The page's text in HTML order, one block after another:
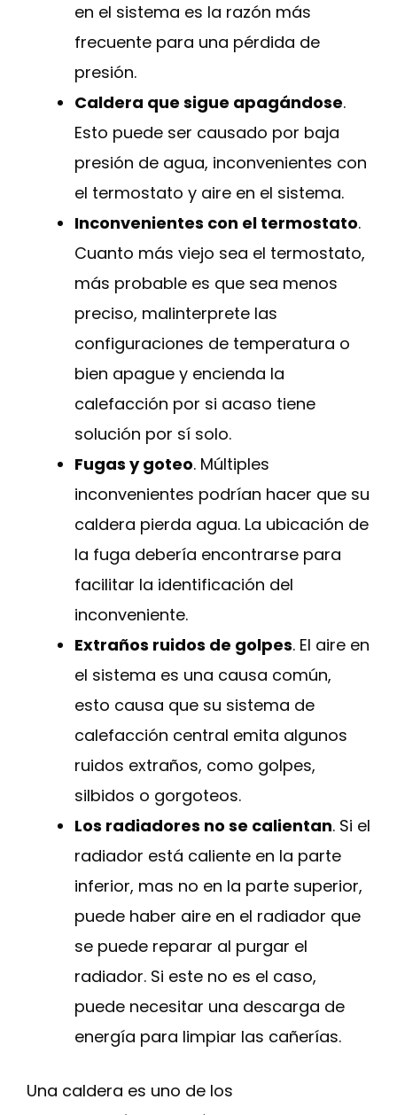
en el sistema es la razón más
frecuente para una pérdida de
presión.
Caldera que sigue apagándose.
Esto puede ser causado por baja
presión de agua, inconvenientes con
el termostato y aire en el sistema.
Inconvenientes con el termostato.
Cuanto más viejo sea el termostato,
más probable es que sea menos
preciso, malinterprete las
configuraciones de temperatura o
bien apague y encienda la
calefacción por si acaso tiene
solución por sí solo.
Fugas y goteo. Múltiples
inconvenientes podrían hacer que su
caldera pierda agua. La ubicación de
la fuga debería encontrarse para
facilitar la identificación del
inconveniente.
Extraños ruidos de golpes. El aire en
el sistema es una causa común,
esto causa que su sistema de
calefacción central emita algunos
ruidos extraños, como golpes,
silbidos o gorgoteos.
Los radiadores no se calientan. Si el
radiador está caliente en la parte
inferior, mas no en la parte superior,
puede haber aire en el radiador que
se puede reparar al purgar el
radiador. Si este no es el caso,
puede necesitar una descarga de
energía para limpiar las cañerías.
Una caldera es uno de los